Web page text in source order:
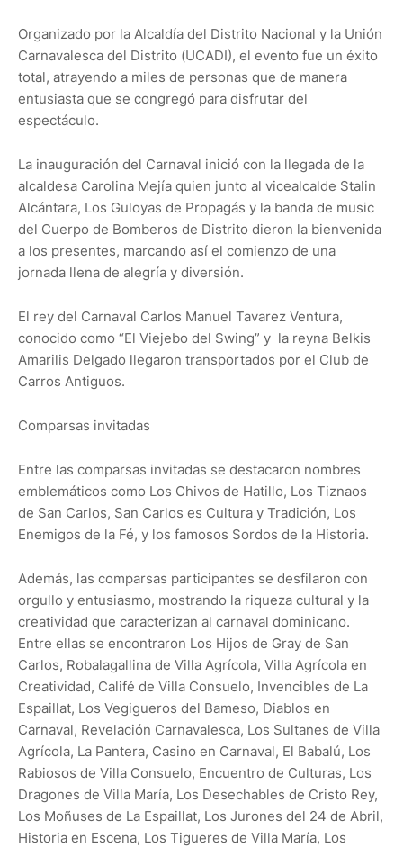
Organizado por la Alcaldía del Distrito Nacional y la Unión
Carnavalesca del Distrito (UCADI), el evento fue un éxito
total, atrayendo a miles de personas que de manera
entusiasta que se congregó para disfrutar del
espectáculo.
La inauguración del Carnaval inició con la llegada de la
alcaldesa Carolina Mejía quien junto al vicealcalde Stalin
Alcántara, Los Guloyas de Propagás y la banda de music
del Cuerpo de Bomberos de Distrito dieron la bienvenida
a los presentes, marcando así el comienzo de una
jornada llena de alegría y diversión.
El rey del Carnaval Carlos Manuel Tavarez Ventura,
conocido como “El Viejebo del Swing” y la reyna Belkis
Amarilis Delgado llegaron transportados por el Club de
Carros Antiguos.
Comparsas invitadas
Entre las comparsas invitadas se destacaron nombres
emblemáticos como Los Chivos de Hatillo, Los Tiznaos
de San Carlos, San Carlos es Cultura y Tradición, Los
Enemigos de la Fé, y los famosos Sordos de la Historia.
Además, las comparsas participantes se desfilaron con
orgullo y entusiasmo, mostrando la riqueza cultural y la
creatividad que caracterizan al carnaval dominicano.
Entre ellas se encontraron Los Hijos de Gray de San
Carlos, Robalagallina de Villa Agrícola, Villa Agrícola en
Creatividad, Califé de Villa Consuelo, Invencibles de La
Espaillat, Los Vegigueros del Bameso, Diablos en
Carnaval, Revelación Carnavalesca, Los Sultanes de Villa
Agrícola, La Pantera, Casino en Carnaval, El Babalú, Los
Rabiosos de Villa Consuelo, Encuentro de Culturas, Los
Dragones de Villa María, Los Desechables de Cristo Rey,
Los Moñuses de La Espaillat, Los Jurones del 24 de Abril,
Historia en Escena, Los Tigueres de Villa María, Los